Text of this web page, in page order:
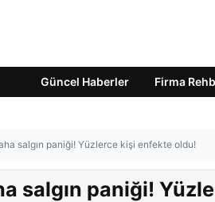
Güncel Haberler Firma
salgın paniği! Yüzlerce kişi enfekte oldu!
salgın paniği!